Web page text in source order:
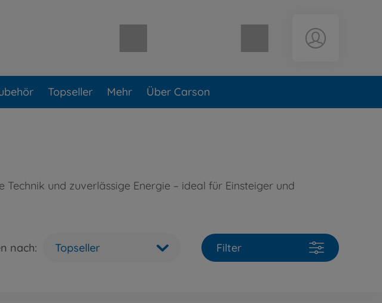
Warenkorb leer
Topseller Mehr Über Carson
und zuverlässige Energie – ideal für Einsteiger und
nach: Topseller Filter